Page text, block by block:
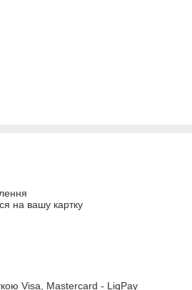
на вашу картку
Visa, Mastercard - LiqPay